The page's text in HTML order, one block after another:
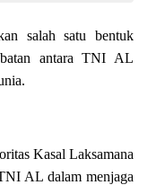
salah satu bentuk
antara TNI AL
Kasal Laksamana
AL dalam menjaga